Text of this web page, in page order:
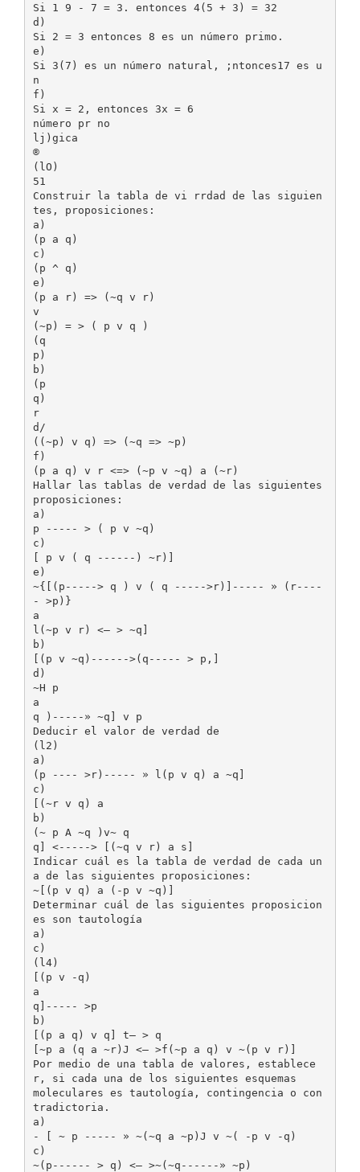
Si 1 9 - 7 = 3. entonces 4(5 + 3) = 32
d)
Si 2 = 3 entonces 8 es un número primo.
e)
Si 3(7) es un número natural, ;ntonces17 es u
n
f)
Si x = 2, entonces 3x = 6
número pr no
lj)gica
®
(lO)
51
Construir la tabla de vi rrdad de las siguien
tes, proposiciones:
a)
(p a q)
c)
(p ^ q)
e)
(p a r) => (~q v r)
v
(~p) = > ( p v q )
(q
p)
b)
(p
q)
r
d/
((~p) v q) => (~q => ~p)
f)
(p a q) v r <=> (~p v ~q) a (~r)
Hallar las tablas de verdad de las siguientes
proposiciones:
a)
p ----- > ( p v ~q)
c)
[ p v ( q ------) ~r)]
e)
~{[(p-----> q ) v ( q ----->r)]----- » (r----
- >p)}
a
l(~p v r) <— > ~q]
b)
[(p v ~q)------>(q----- > p,]
d)
~H p
a
q )-----» ~q] v p
Deducir el valor de verdad de
(l2)
a)
(p ---- >r)----- » l(p v q) a ~q]
c)
[(~r v q) a
b)
(~ p A ~q )v~ q
q] <-----> [(~q v r) a s]
Indicar cuál es la tabla de verdad de cada un
a de las siguientes proposiciones:
~[(p v q) a (-p v ~q)]
Determinar cuál de las siguientes proposicion
es son tautología
a)
c)
(l4)
[(p v -q)
a
q]----- >p
b)
[(p a q) v q] t— > q
[~p a (q a ~r)J <— >f(~p a q) v ~(p v r)]
Por medio de una tabla de valores, establece
r, si cada una de los siguientes esquemas
moleculares es tautología, contingencia o con
tradictoria.
a)
- [ ~ p ----- » ~(~q a ~p)J v ~( -p v -q)
c)
~(p------ > q) <— >~(~q------» ~p)